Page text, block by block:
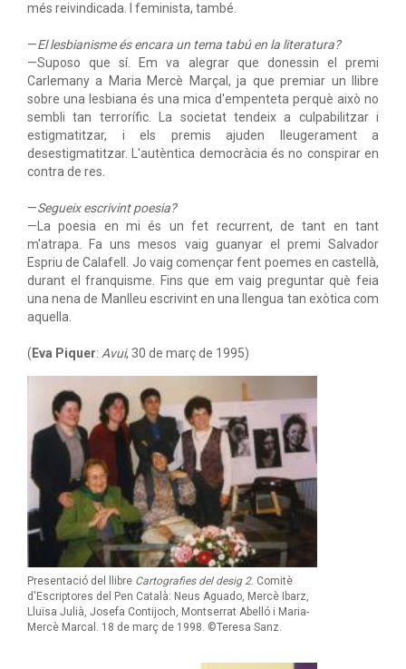
Presentació del llibre Cartografies del desig 2. Comitè
d'Escriptores del Pen Català: Neus Aguado, Mercè Ibarz,
Lluïsa Julià, Josefa Contijoch, Montserrat Abelló i Maria-
Mercè Marcal. 18 de març de 1998. ©Teresa Sanz.
més reivindicada. I feminista, també.
—El lesbianisme és encara un tema tabú en la literatura?
—Suposo que sí. Em va alegrar que donessin el premi
Carlemany a Maria Mercè Marçal, ja que premiar un llibre
sobre una lesbiana és una mica d'empenteta perquè això no
sembli tan terrorífic. La societat tendeix a culpabilitzar i
estigmatitzar, i els premis ajuden lleugerament a
desestigmatitzar. L'autèntica democràcia és no conspirar en
contra de res.
—Segueix escrivint poesia?
—La poesia en mi és un fet recurrent, de tant en tant
m'atrapa. Fa uns mesos vaig guanyar el premi Salvador
Espriu de Calafell. Jo vaig començar fent poemes en castellà,
durant el franquisme. Fins que em vaig preguntar què feia
una nena de Manlleu escrivint en una llengua tan exòtica com
aquella.
( Eva Piquer: Avui, 30 de març de 1995)